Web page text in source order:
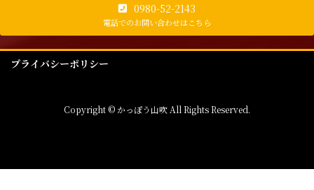
0980-52-2143
電話でのお問い合わせはこちら
プライバシーポリシー
Copyright © かっぽう山吹 All Rights Reserved.